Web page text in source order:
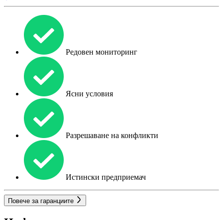
Редовен мониторинг
Ясни условия
Разрешаване на конфликти
Истински предприемач
Повече за гаранциите